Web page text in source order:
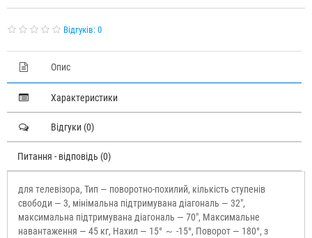
Відгуків: 0
Опис
Характеристики
Відгуки (0)
Питання - відповідь (0)
для телевізора, Тип — поворотно-похилий, кількість ступенів
свободи — 3, мінімальна підтримувана діагональ — 32",
максимальна підтримувана діагональ — 70", Максимальне
навантаження — 45 кг, Нахил — 15° ～ -15°, Поворот — 180°, з